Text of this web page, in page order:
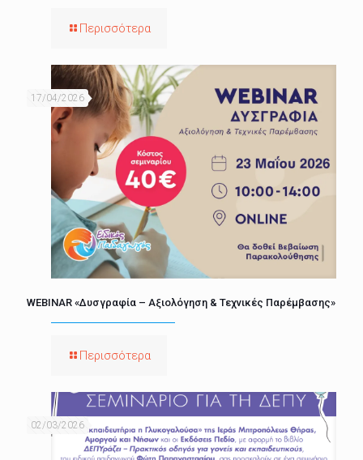
Περισσότερα
17/04/2026
WEBINAR «Δυσγραφία – Αξιολόγηση & Τεχνικές Παρέμβασης»
Περισσότερα
02/03/2026